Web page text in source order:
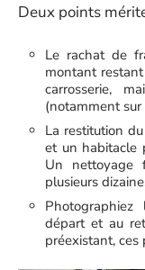
Deux points
Le rachat de
montant
carrosserie,
(notamment
La restitution
et un habitacle
Un nettoyage
plusieurs
départ et au
préexistant,